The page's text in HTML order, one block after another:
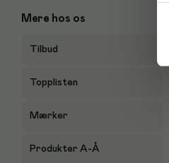
Mere hos os
Tilbud
Topplisten
Mærker
Produkter A-Å